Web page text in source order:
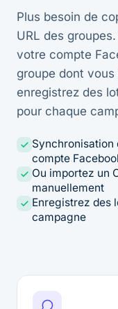
Plus besoin de
URL des
votre compte
groupe dont
enregistrez des
pour chaque
Synchronisation
compte
Ou importez un
manuellement
Enregistrez des
campagne